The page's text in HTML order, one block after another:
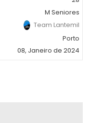
M Seniores
Team Lantemil
Porto
08, Janeiro de 2024